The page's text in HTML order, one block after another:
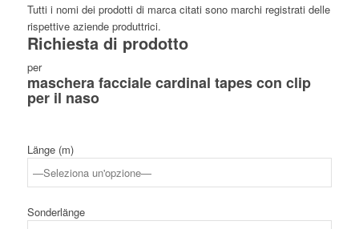
Tutti i nomi dei prodotti di marca citati sono marchi registrati delle
rispettive aziende produttrici.
Richiesta di prodotto
per
maschera facciale cardinal tapes con clip
per il naso
Länge (m)
Sonderlänge